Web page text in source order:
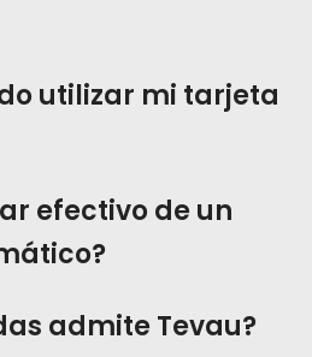
utilizar mi tarjeta
efectivo de un
admite Tevau?